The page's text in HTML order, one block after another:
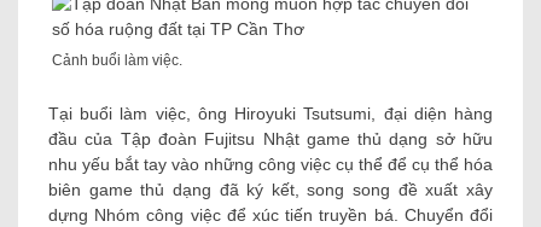
Cảnh buổi làm việc.
Tại buổi làm việc, ông Hiroyuki Tsutsumi, đại diện hàng
đầu của Tập đoàn Fujitsu Nhật game thủ dạng sở hữu
nhu yếu bắt tay vào những công việc cụ thể để cụ thể hóa
biên game thủ dạng đã ký kết, song song đề xuất xây
dựng Nhóm công việc để xúc tiến truyền bá. Chuyển đổi